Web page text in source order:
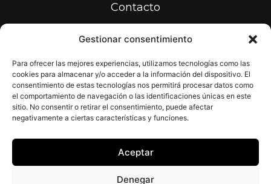
Gestionar consentimiento
Para ofrecer las mejores experiencias, utilizamos tecnologías como las
cookies para almacenar y/o acceder a la información del dispositivo. El
consentimiento de estas tecnologías nos permitirá procesar datos como
el comportamiento de navegación o las identificaciones únicas en este
sitio. No consentir o retirar el consentimiento, puede afectar
negativamente a ciertas características y funciones.
Aceptar
Denegar
Contacto
934 531 736
Carrer de la Riera dels Frares, 22,
08907 L'Hospitalet de Llobregat,
Barcelona